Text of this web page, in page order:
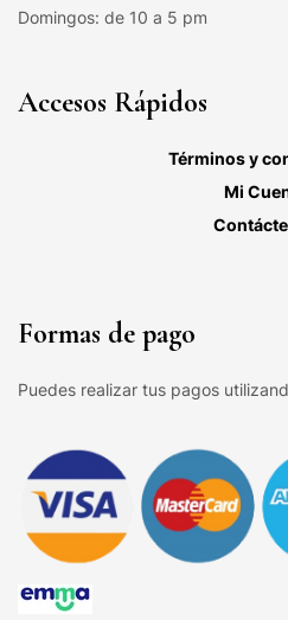
Domingos: de 10 a 5 pm
Accesos Rápidos
Términos y
Mi
Formas de pago
Puedes realizar tus pagos